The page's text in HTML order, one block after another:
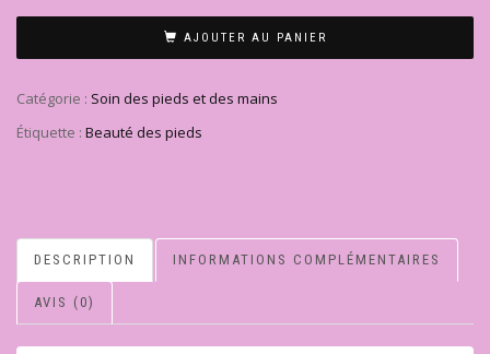
D
Crème
réparatrice
pieds
250ML
AJOUTER AU PANIER
Catégorie : Soin des pieds et des mains
Étiquette : Beauté des pieds
DESCRIPTION INFORMATIONS COMPLÉMENTAIRES
AVIS (0)